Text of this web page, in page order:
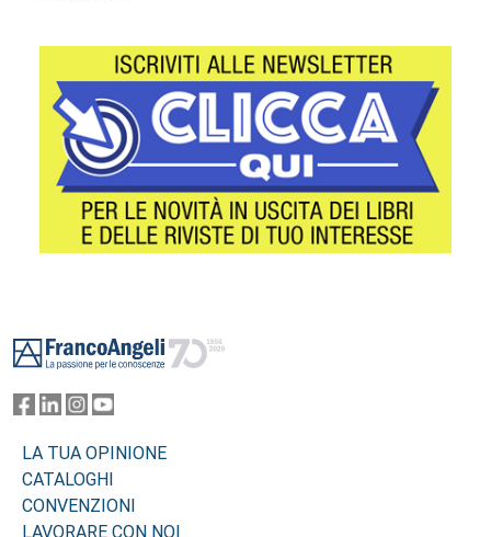
LA TUA OPINIONE
CATALOGHI
CONVENZIONI
LAVORARE CON NOI